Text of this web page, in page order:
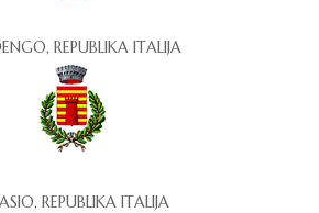
REPUBLIKA ITALIJA
REPUBLIKA ITALIJA